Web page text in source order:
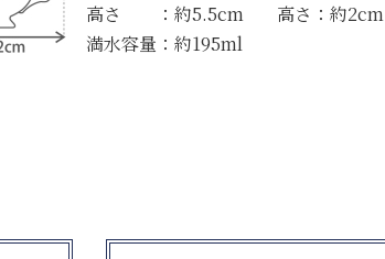
高さ ：約5.5cm
満水容量：約195ml
高さ：約2cm